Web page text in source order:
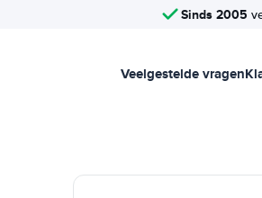
Sinds 2005
Veelgestelde vragen